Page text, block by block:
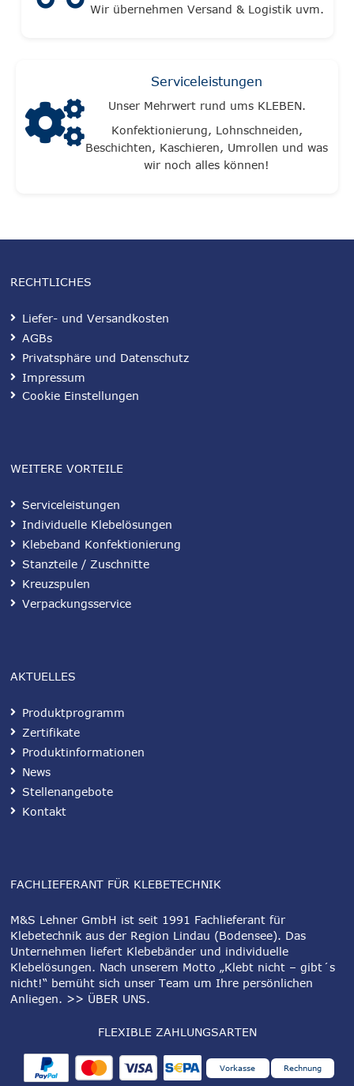
Wir übernehmen Versand & Logistik uvm.
Serviceleistungen
Unser Mehrwert rund ums KLEBEN.
Konfektionierung, Lohnschneiden,
Beschichten, Kaschieren, Umrollen und was
wir noch alles können!
RECHTLICHES
Liefer- und Versandkosten
AGBs
Privatsphäre und Datenschutz
Impressum
Cookie Einstellungen
WEITERE VORTEILE
Serviceleistungen
Individuelle Klebelösungen
Klebeband Konfektionierung
Stanzteile / Zuschnitte
Kreuzspulen
Verpackungsservice
FACHLIEFERANT FÜR KLEBETECHNIK
M&S Lehner GmbH ist seit 1991 Fachlieferant für
Klebetechnik aus der Region Lindau (Bodensee). Das
Unternehmen liefert Klebebänder und individuelle
Klebelösungen. Nach unserem Motto „Klebt nicht – gibt´s
nicht!“ bemüht sich unser Team um Ihre persönlichen
Anliegen. >> ÜBER UNS.
FLEXIBLE ZAHLUNGSARTEN
Vorkasse Rechnung
AKTUELLES
Produktprogramm
Zertifikate
Produktinformationen
News
Stellenangebote
Kontakt